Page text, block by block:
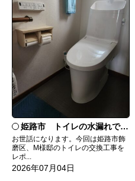
姫路市 トイレの水漏れで交換
お世話になります。今回は姫路市飾
磨区、M様邸のトイレの交換工事を
レポ...
2026年07月04日